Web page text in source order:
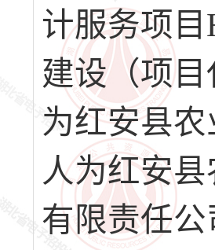
计服务项目
建设（项目
为红安县
人为红安
有限责任